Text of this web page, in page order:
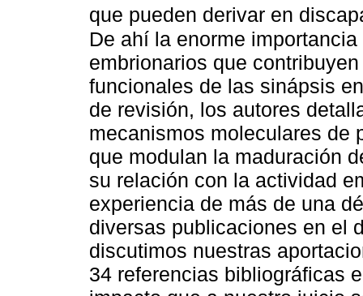
que pueden derivar en
De ahí la enorme
embrionarios que
funcionales de las sinápsis
de revisión, los autores
mecanismos moleculares de
que modulan la maduración
su relación con la actividad
experiencia de más de una
diversas publicaciones en el
discutimos nuestras
34 referencias bibliográficas